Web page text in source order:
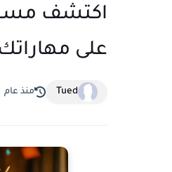
اكتشف
على
Tued منذ عام